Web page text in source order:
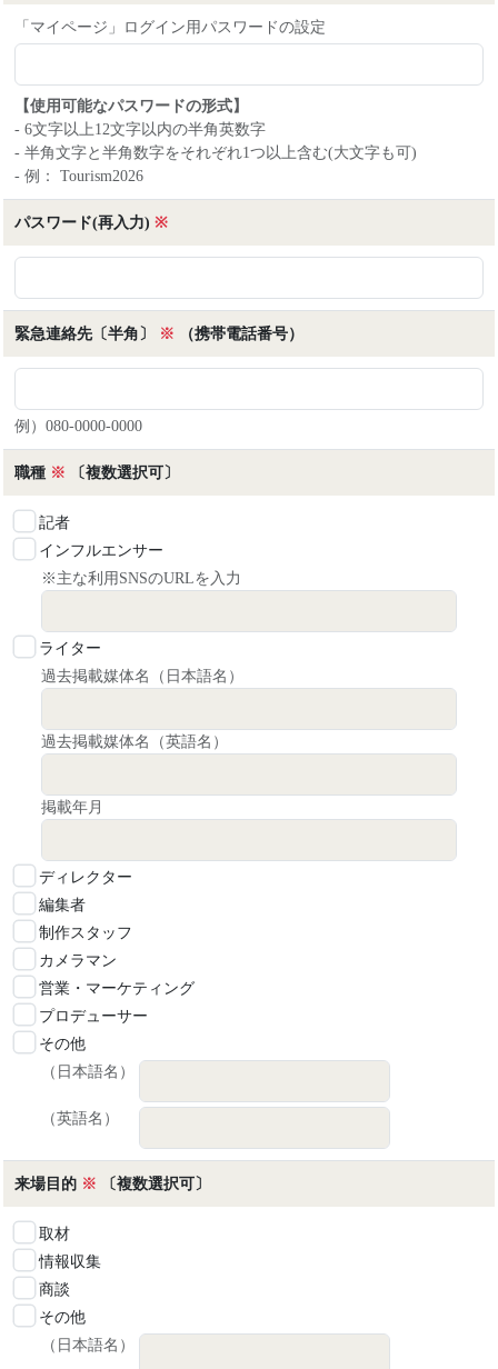
「マイページ」ログイン用パスワードの設定
【使用可能なパスワードの形式】
- 6文字以上12文字以内の半角英数字
- 半角文字と半角数字をそれぞれ1つ以上含む(大文字も可)
- 例： Tourism2026
パスワード(再入力) ※
緊急連絡先〔半角〕 ※ （携帯電話番号）
例）080-0000-0000
職種 ※ 〔複数選択可〕
記者
インフルエンサー
※主な利用SNSのURLを入力
ライター
過去掲載媒体名（日本語名）
過去掲載媒体名（英語名）
掲載年月
ディレクター
編集者
制作スタッフ
カメラマン
営業・マーケティング
プロデューサー
その他
（日本語名）
（英語名）
来場目的 ※ 〔複数選択可〕
取材
情報収集
商談
その他
（日本語名）